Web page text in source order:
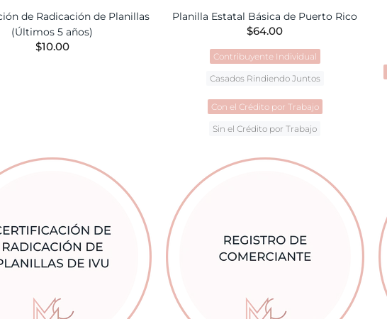
de Radicación de Planillas
(Últimos 5 años)
$10.00
Planilla Estatal Básica de Puerto Rico
$64.00
Contribuyente Individual
Casados Rindiendo Juntos
Con el Crédito por Trabajo
Sin el Crédito por Trabajo
AÑADIR A LA CESTA